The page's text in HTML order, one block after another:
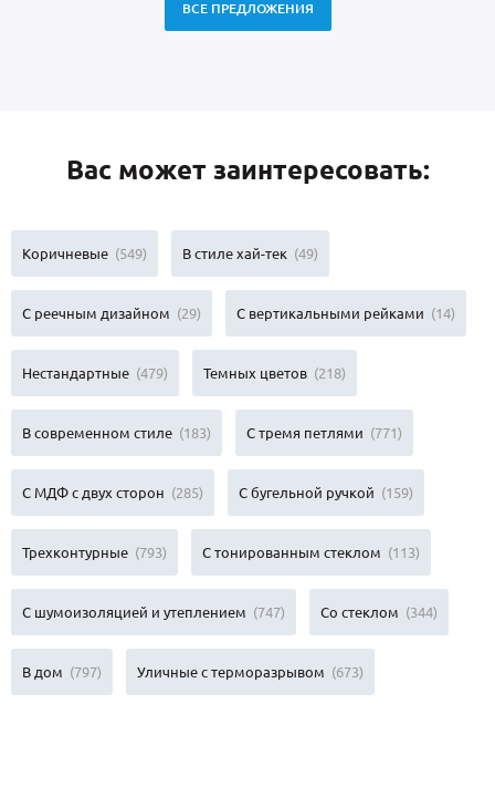
ВСЕ ПРЕДЛОЖЕНИЯ
Вас может заинтересовать:
Коричневые (549) В стиле хай-тек (49)
С реечным дизайном (29) С вертикальными рейками (14)
Нестандартные (479) Темных цветов (218)
В современном стиле (183) С тремя петлями (771)
С МДФ с двух сторон (285) С бугельной ручкой (159)
Трехконтурные (793) С тонированным стеклом (113)
С шумоизоляцией и утеплением (747) Со стеклом (344)
В дом (797) Уличные с терморазрывом (673)